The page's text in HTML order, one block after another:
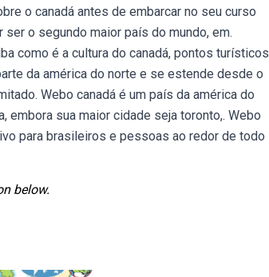
o canadá antes de embarcar no seu curso
o segundo maior país do mundo, em.
como é a cultura do canadá, pontos turísticos
da américa do norte e se estende desde o
Webo canadá é um país da américa do
sua maior cidade seja toronto,. Webo
para brasileiros e pessoas ao redor de todo
below.